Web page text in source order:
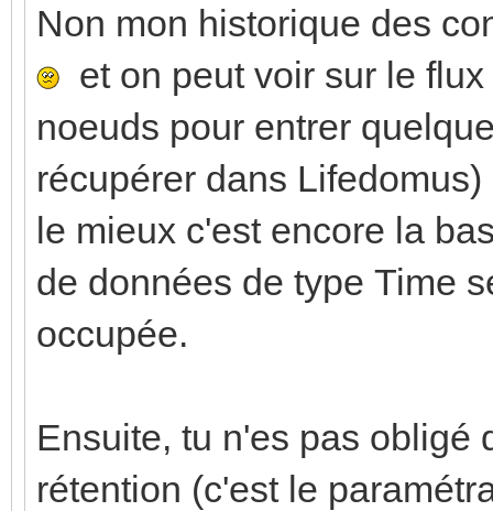
Non mon historique des
et on peut voir sur le
noeuds pour entrer
récupérer dans
le mieux c'est encore la
de données de type Time
occupée.
Ensuite, tu n'es pas obligé
rétention (c'est le